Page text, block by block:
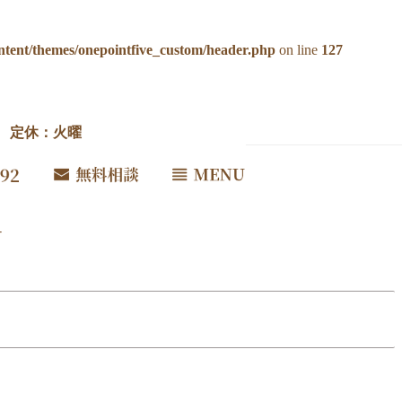
themes/onepointfive_custom/header.php on line 127
定休：火曜